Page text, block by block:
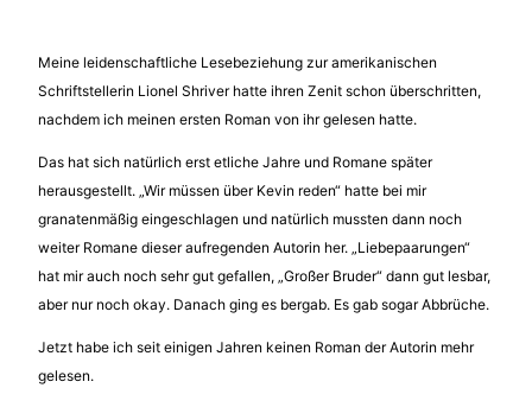
Meine leidenschaftliche Lesebeziehung zur amerikanischen
Schriftstellerin Lionel Shriver hatte ihren Zenit schon überschritten,
nachdem ich meinen ersten Roman von ihr gelesen hatte.
Das hat sich natürlich erst etliche Jahre und Romane später
herausgestellt. „Wir müssen über Kevin reden“ hatte bei mir
granatenmäßig eingeschlagen und natürlich mussten dann noch
weiter Romane dieser aufregenden Autorin her. „Liebepaarungen“
hat mir auch noch sehr gut gefallen, „Großer Bruder“ dann gut lesbar,
aber nur noch okay. Danach ging es bergab. Es gab sogar Abbrüche.
Jetzt habe ich seit einigen Jahren keinen Roman der Autorin mehr
gelesen.